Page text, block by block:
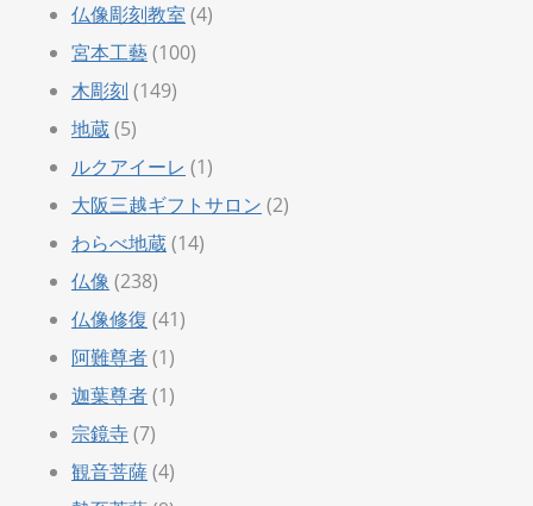
仏像彫刻教室(4)
宮本工藝(100)
木彫刻 (149)
地蔵(5)
ルクアイーレ (1)
大阪三越ギフトサロン (2)
わらべ地蔵(14)
仏像 (238)
仏像修復 (41)
阿難尊者(1)
迦葉尊者(1)
宗鏡寺(7)
観音菩薩(4)